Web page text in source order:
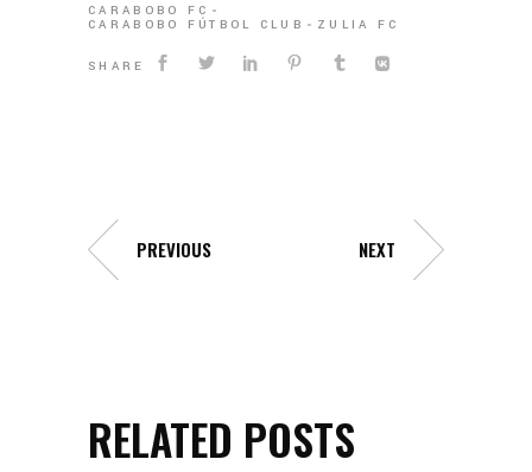
CARABOBO FC
CARABOBO FÚTBOL CLUB
ZULIA FC
SHARE
PREVIOUS NEXT
RELATED POSTS